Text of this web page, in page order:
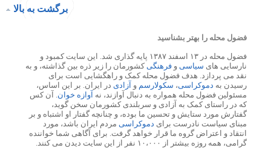
برگشت به بالا
فضول محله را بهتر بشناسید
فضول محله در ۱۳ اسفند ۱۳۸۷ پایه گذاری شد. این سایت کمبود و
نارسایی های سیاسی و فرهنگیکشورمان را زیر ذره بین گذاشته، و به
نقد می پردازد. هدف فضول محله کمک و راهگشایی است برای
رسیدن به دموکراسی، سکولارسم و آزادی در ایران. بر این اساس،
مسئولین فضول محله همواره به دنبال آوازند، نه آوازه خوان. آن کس
که در راستای کمک به آزادی و سربلندی کشورمان سخن گوید،
گفتارش مورد ستایش و تحسین ما بوده، و چنانچه گفتار او اشتباه و بر
مبنای سیاست نادرست برای دموکراسی مردم ایران باشد، مورد
انتقاد و اعتراض گروه ما قرار خواهد گرفت. برای آگاهی شما خواننده
گرامی، همه روزه بیشتر از ۱۰،۰۰۰ نفر از این سایت دیدن می کنند.